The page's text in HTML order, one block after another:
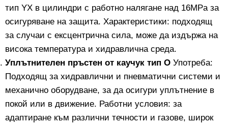
тип YX в цилиндри с работно налягане над 16MPa за
осигуряване на защита. Характеристики: подходящ
за случаи с ексцентрична сила, може да издържа на
висока температура и хидравлична среда.
Уплътнителен пръстен от каучук тип O Употреба:
Подходящ за хидравлични и пневматични системи и
механично оборудване, за да осигури уплътнение в
покой или в движение. Работни условия: за
адаптиране към различни течности и газове, широк